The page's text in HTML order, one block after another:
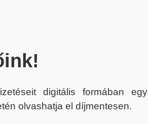
digitális formában egy
olvashatja el díjmentesen.